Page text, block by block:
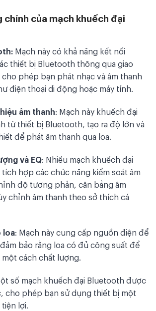
chính của mạch khuếch đại
Mạch này có khả năng kết nối
thiết bị Bluetooth thông qua giao
phép bạn phát nhạc và âm thanh
điện thoại di động hoặc máy tính.
âm thanh: Mạch này khuếch đại
từ thiết bị Bluetooth, tạo ra độ lớn và
để phát âm thanh qua loa.
và EQ: Nhiều mạch khuếch đại
hợp các chức năng kiểm soát âm
độ tương phản, cân bằng âm
chỉnh âm thanh theo sở thích cá
loa: Mạch này cung cấp nguồn điện để
bảo rằng loa có đủ công suất để
một cách chất lượng.
số mạch khuếch đại Bluetooth được
cho phép bạn sử dụng thiết bị một
lợi.